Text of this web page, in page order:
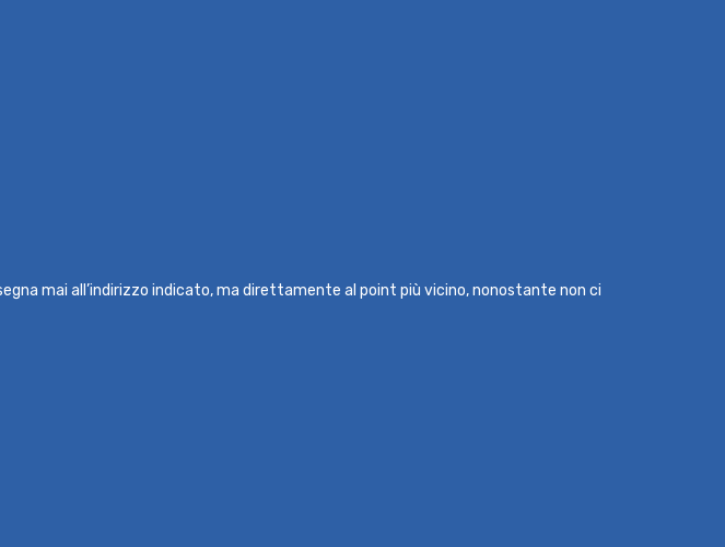
mai all’indirizzo indicato, ma direttamente al point più vicino, nonostante non ci